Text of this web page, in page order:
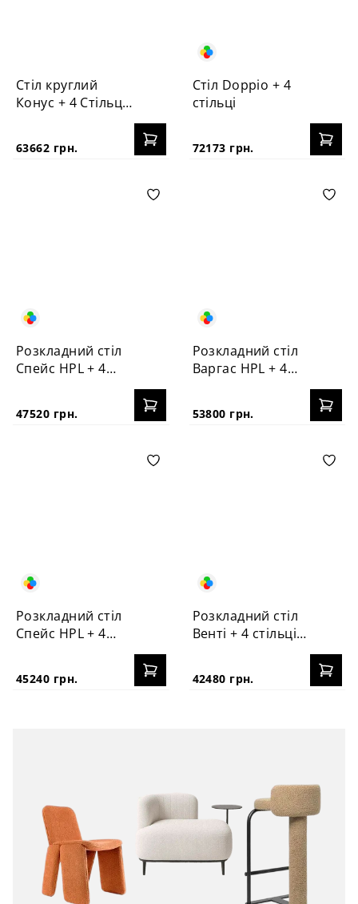
Стіл круглий
Конус + 4 Стільця
63662 грн.
Стіл Doppio + 4
стільці
72173 грн.
Розкладний стіл
Спейс HPL + 4
47520 грн.
Розкладний стіл
Варгас HPL + 4
53800 грн.
Розкладний стіл
Спейс HPL + 4
45240 грн.
Розкладний стіл
Венті + 4 стільці
42480 грн.